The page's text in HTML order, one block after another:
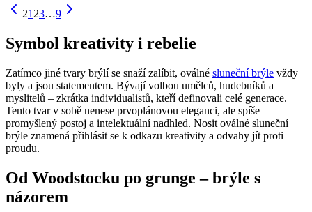
21 23…9
Symbol kreativity i rebelie
Zatímco jiné tvary brýlí se snaží zalíbit, oválné sluneční brýle vždy
byly a jsou statementem. Bývají volbou umělců, hudebníků a
myslitelů – zkrátka individualistů, kteří definovali celé generace.
Tento tvar v sobě nenese prvoplánovou eleganci, ale spíše
promyšlený postoj a intelektuální nadhled. Nosit oválné sluneční
brýle znamená přihlásit se k odkazu kreativity a odvahy jít proti
proudu.
Od Woodstocku po grunge – brýle s
názorem